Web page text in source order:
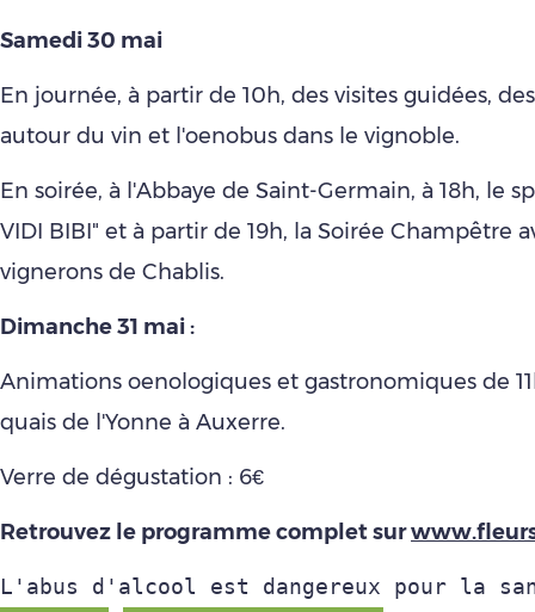
Samedi 30 mai
En journée, à partir de 10h, des visites guidées,
autour du vin et l'oenobus dans le vignoble.
En soirée, à l'Abbaye de Saint-Germain, à 18h, le
VIDI BIBI" et à partir de 19h, la Soirée Champêtre
vignerons de Chablis.
Dimanche31 mai :
Animations oenologiques et gastronomiques de
quais de l'Yonne à Auxerre.
Verre de dégustation : 6€
Retrouvez le programme complet sur
L'abus d'alcool est dangereux pour la